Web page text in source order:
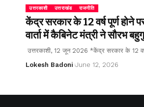
उत्तरकाशी उत्तराखंड राजनीति
केंद्र सरकार के 12 वर्ष पूर्ण होने
वार्ता में कैबिनेट मंत्री ने सौरभ
उत्तरकाशी, 12 जून 2026 *केंद्र सरकार के 12
Lokesh Badoni June 12, 2026